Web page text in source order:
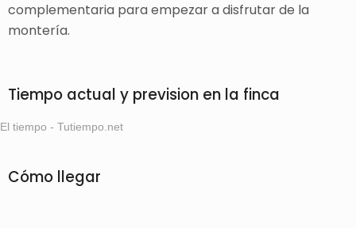
complementaria para empezar a disfrutar de la
montería.
Tiempo actual y prevision en la finca
El tiempo - Tutiempo.net
Cómo llegar